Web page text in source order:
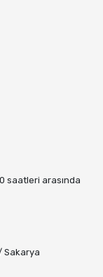
saatleri arasında
Sakarya